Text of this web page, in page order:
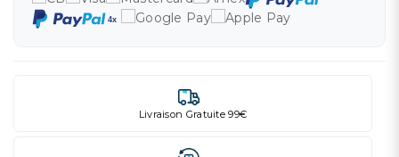
Livraison Gratuite 99€